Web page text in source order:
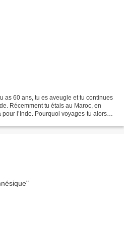
as 60 ans, tu es aveugle et tu continues
Récemment tu étais au Maroc, en
l’Inde. Pourquoi voyages-tu alors